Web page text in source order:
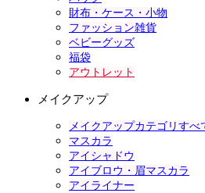
財布・ケース・小物
ファッション雑貨
ベビーグッズ
福袋
アウトレット
メイクアップ
メイクアップカテゴリすべ
マスカラ
アイシャドウ
アイブロウ・眉マスカラ
アイライナー